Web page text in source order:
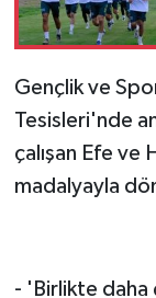
Gençlik ve
Tesisleri'nde
çalışan Efe ve
madalyayla
- 'Birlikte